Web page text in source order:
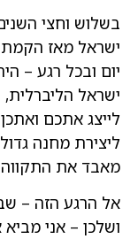
בשלוש וחצי
ישראל מאז
יום ובכל רגע –
ישראל
לייצג אתכם
ליצירת מחנה
מאבד את
אל הרגע הזה –
ושלכן – אני